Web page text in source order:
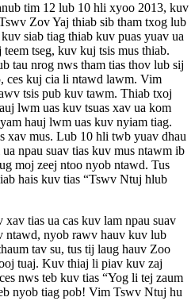
tim 12 lub 10 hli xyoo 2013, kuv
Zov Yaj thiab sib tham txog lub
siab tiag thiab kuv puas yuav ua
tseg, kuv kuj tsis mus thiab.
tau nrog nws tham tias thov lub sij
ces kuj cia li ntawd lawm. Vim
tsis pub kuv tawm. Thiab txoj
lwm uas kuv tsuas xav ua kom
hauj lwm uas kuv nyiam tiag.
xav mus. Lub 10 hli twb yuav dhau
npau suav tias kuv mus ntawm ib
moj zeej ntoo nyob ntawd. Tus
hais kuv tias “Tswv Ntuj hlub
tias ua cas kuv lam npau suav
ntawd, nyob rawv hauv kuv lub
tav su, tus tij laug hauv Zoo
tuaj. Kuv thiaj li piav kuv zaj
nws teb kuv tias “Yog li tej zaum
nyob tiag pob! Vim Tswv Ntuj hu